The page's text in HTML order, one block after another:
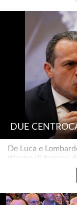
DUE
De Luca e
ritorno di fiamma